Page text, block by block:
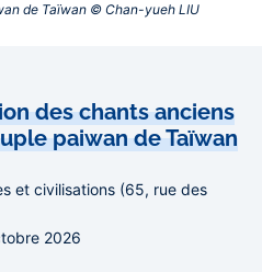
de Taïwan © Chan-yueh LIU‎
des chants anciens
paiwan de Taïwan
et civilisations (65, rue des
2026